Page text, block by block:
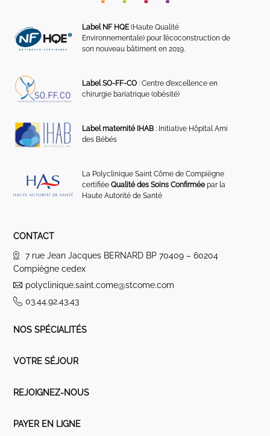
Label NF HQE(Haute Qualité
Environnementale) pour l’écoconstruction de
son nouveau bâtiment en 2019.
Label SO-FF-CO : Centre d’excellence en
chirurgie bariatrique (obésité)
Label maternité IHAB : Initiative Hôpital Ami
des Bébés
La Polyclinique Saint Côme de Compiègne
certifiéeQualité des Soins Confirméepar la
Haute Autorité de Santé
CONTACT
7 rue Jean Jacques BERNARD BP 70409 – 60204
Compiègne cedex
polyclinique.saint.come@stcome.com
03.44.92.43.43
NOS SPÉCIALITÉS
VOTRE SÉJOUR
REJOIGNEZ-NOUS
PAYER EN LIGNE